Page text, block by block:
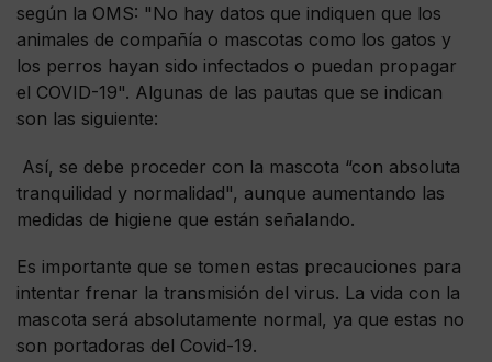
según la OMS: "No hay datos que indiquen que los
animales de compañía o mascotas como los gatos y
los perros hayan sido infectados o puedan propagar
el COVID-19". Algunas de las pautas que se indican
son las siguiente:
Así, se debe proceder con la mascota “con absoluta
tranquilidad y normalidad", aunque aumentando las
medidas de higiene que están señalando.
Es importante que se tomen estas precauciones para
intentar frenar la transmisión del virus. La vida con la
mascota será absolutamente normal, ya que estas no
son portadoras del Covid-19.